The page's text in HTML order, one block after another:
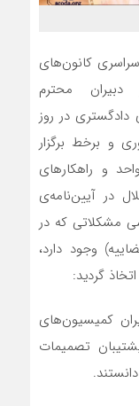
کانون‌های
محترم
در روز
حضوری و برخط برگزار
و راهکارهای
در آیین‌نامه‌ی
بررسی مشکلاتی که در
۱۴۰۰ قوه‌ی قضاییه) وجود دارد،
گردید:
کمیسیون‌های
تصمیمات